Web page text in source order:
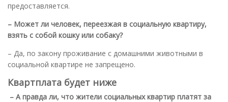
предоставляется.
– Может ли человек, переезжая в социальную квартиру,
взять с собой кошку или собаку?
– Да, по закону проживание с домашними животными в
социальной квартире не запрещено.
Квартплата будет ниже
– А правда ли, что жители социальных квартир платят за